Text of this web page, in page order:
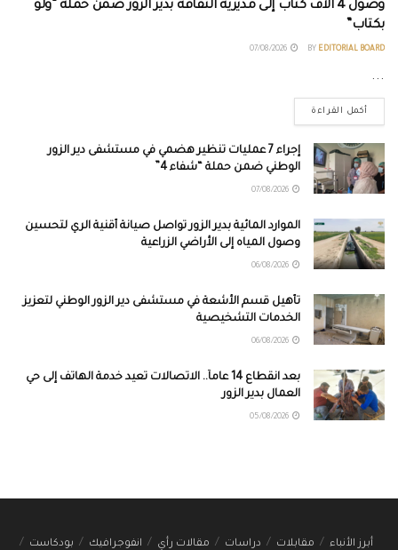
وصول 4 آلاف كتاب إلى مديرية الثقافة بدير الزور ضمن حملة “ولو
بكتاب”
BY EDITORIAL BOARD
...
أكمل القراءة
إجراء 7 عمليات تنظير هضمي في مستشفى دير الزور
الوطني ضمن حملة “شفاء 4”
الموارد المائية بدير الزور تواصل صيانة أقنية الري لتحسين
وصول المياه إلى الأراضي الزراعية
تأهيل قسم الأشعة في مستشفى دير الزور الوطني لتعزيز
الخدمات التشخيصية
بعد انقطاع 14 عاماً.. الاتصالات تعيد خدمة الهاتف إلى حي
العمال بدير الزور
أبرز الأنباء مقابلات دراسات مقالات رأي انفوجرافيك بودكاست